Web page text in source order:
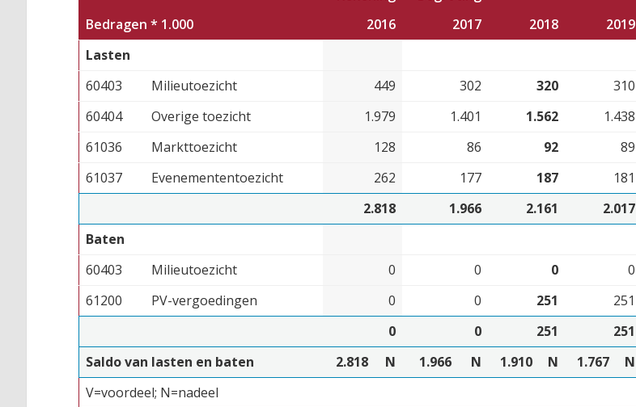
Bedragen * 1.000
2016 2017 2018 2019
Lasten
60403
Milieutoezicht 449 302 320 310
60404
Overige toezicht 1.979 1.401 1.562 1.438
61036
Markttoezicht 128 86 92 89
61037
Evenemententoezicht 262 177 187 181
2.818
1.966 2.161 2.017
Baten
60403
Milieutoezicht 0 0 0 0
61200
PV-vergoedingen 0 0 251 251
0
0 251 251
Saldo van lasten en baten
2.818 N 1.966 N 1.910 N 1.767 N
V=voordeel; N=nadeel